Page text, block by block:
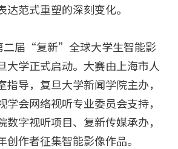
达范式重塑的深刻变化。
届“复新”全球大学生智能影
大学正式启动。大赛由上海市人
指导，复旦大学新闻学院主办，
学会网络视听专业委员会支持，
数字视听项目、复新传媒承办，
创作者征集智能影像作品。